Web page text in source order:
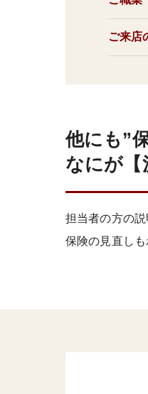
ご来店
他にも”
なにが【
担当者の方の説
保険の見直しも